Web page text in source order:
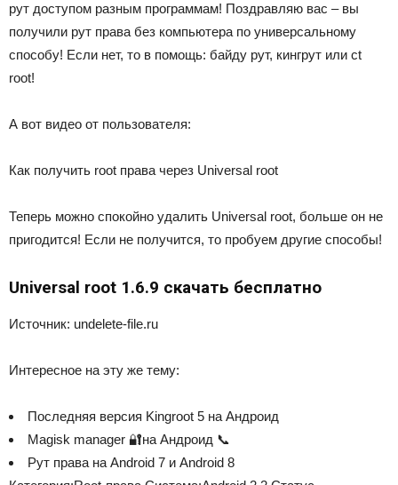
рут доступом разным программам! Поздравляю вас – вы
получили рут права без компьютера по универсальному
способу! Если нет, то в помощь: байду рут, кингрут или ct
root!
А вот видео от пользователя:
Как получить root права через Universal root
Теперь можно спокойно удалить Universal root, больше он не
пригодится! Если не получится, то пробуем другие способы!
Universal root 1.6.9 скачать бесплатно
Источник: undelete-file.ru
Интересное на эту же тему:
Последняя версия Kingroot 5 на Андроид
Magisk manager 🔐на Андроид 📞
Рут права на Android 7 и Android 8